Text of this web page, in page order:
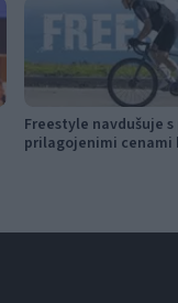
Freestyle navdušuje
prilagojenimi cenami